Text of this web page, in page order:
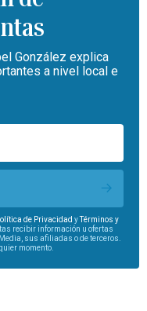
González explica
a nivel local e
de Privacidad yTérminos y
recibir información u ofertas
sus afiliadas o de terceros.
momento.